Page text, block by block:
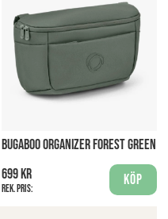
BUGABOO ORGANIZER FOREST GREEN
699 kr
Rek. pris:
Köp